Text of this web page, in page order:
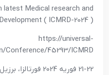
Medical research and
Development ( ICMRD-2024 )
https://universal-
Conference/45293/ICMRD
21-22 فوريه 2024 فورتالزا، برزيل